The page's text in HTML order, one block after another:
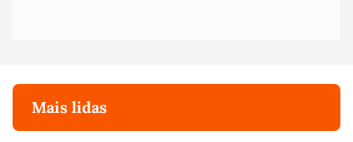
Mais lidas